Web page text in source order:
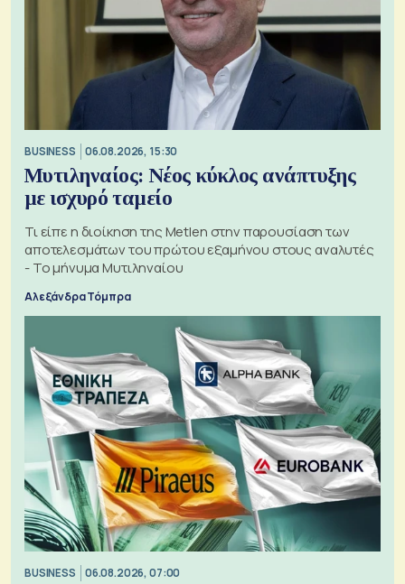
BUSINESS 06.08.2026, 15:30
Μυτιληναίος: Νέος κύκλος ανάπτυξης
με ισχυρό ταμείο
Τι είπε η διοίκηση της Metlen στην παρουσίαση των
αποτελεσμάτων του πρώτου εξαμήνου στους αναλυτές
- Το μήνυμα Μυτιληναίου
Αλεξάνδρα Τόμπρα
BUSINESS 06.08.2026, 07:00